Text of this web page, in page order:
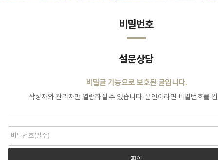
비밀번호
설문상담
비밀글 기능으로 보호된 글입니다.
작성자와 관리자만 열람하실 수 있습니다. 본인이라면 비밀번호를